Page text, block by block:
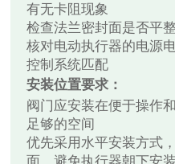
有无卡阻现象
检查法兰密封面是否平
核对电动执行器的电源
控制系统匹配
安装位置要求：
阀门应安装在便于操作
足够的空间
优先采用水平安装方式